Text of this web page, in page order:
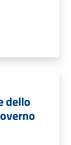
dello